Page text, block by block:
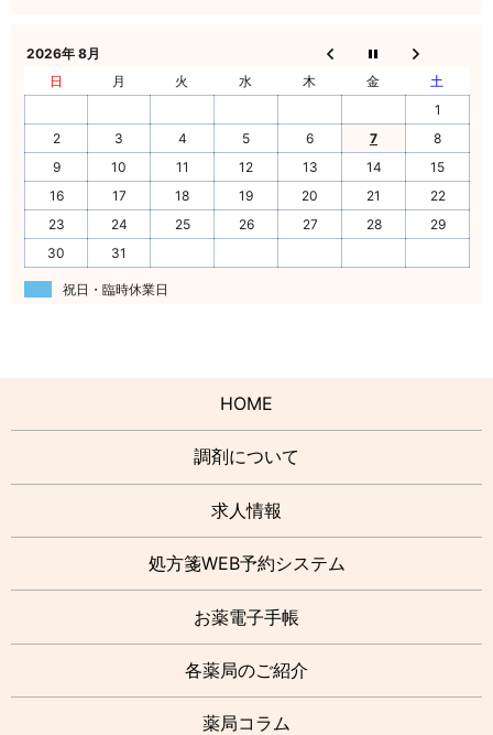
2026年 8月
日
月 火 水 木 金
土
1
2
3 4 5 6 7
8
9
10 11 12 13 14
15
16
17 18 19 20 21
22
23
24 25 26 27 28
29
30
31
祝日・臨時休業日
HOME
調剤について
求人情報
処方箋WEB予約システム
お薬電子手帳
各薬局のご紹介
薬局コラム